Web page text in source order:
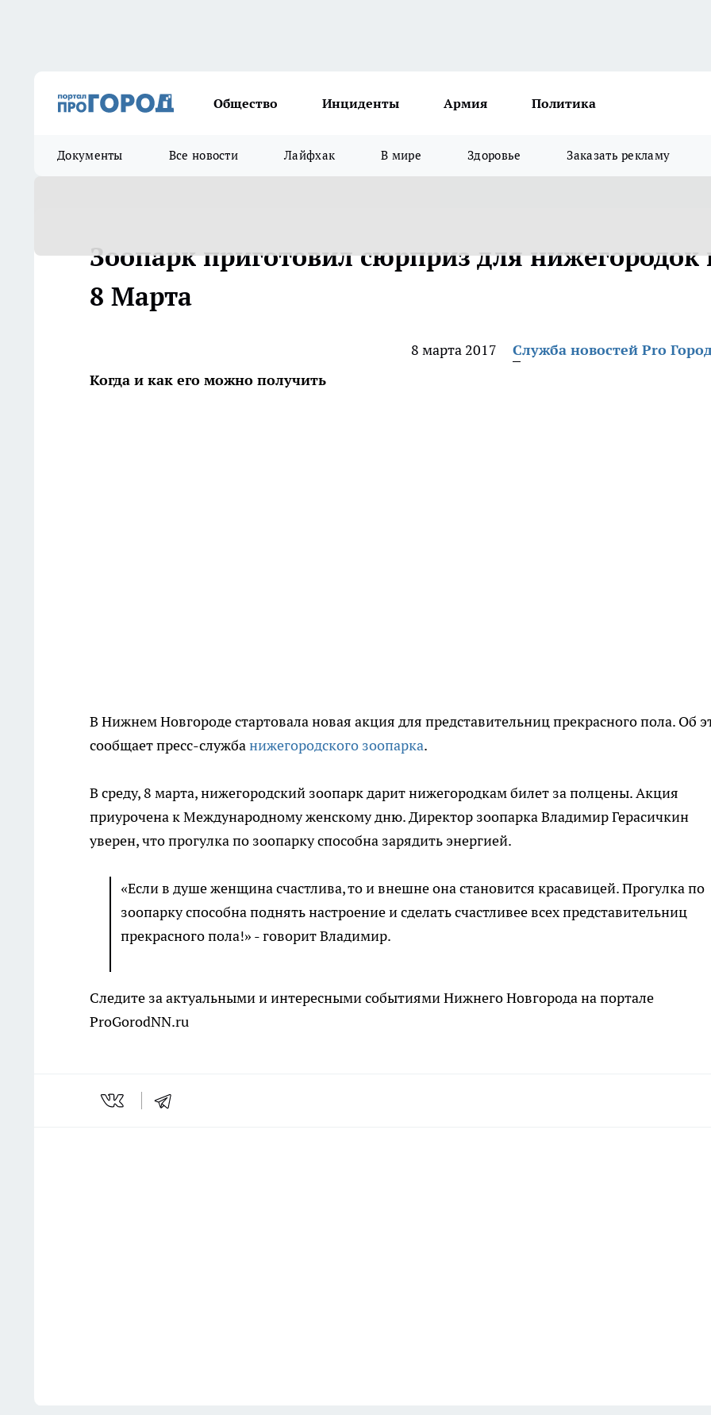
Общество Инциденты Армия Политика
Документы Все новости Лайфхак В мире Здоровье Заказать рекламу
Зоопарк приготовил сюрприз для нижегородок
8 Марта
8 марта 2017
Служба новостей Pro
Когда и как его можно получить
В Нижнем Новгороде стартовала новая акция для представительниц прекрасного пола. Об
сообщает пресс-службанижегородского зоопарка.
В среду, 8 марта, нижегородский зоопарк дарит нижегородкам билет за полцены. Акция
приурочена к Международному женскому дню. Директор зоопарка Владимир Герасичкин
уверен, что прогулка по зоопарку способна зарядить энергией.
«Если в душе женщина счастлива, то и внешне она становится красавицей. Прогулка по
зоопарку способна поднять настроение и сделать счастливее всех представительниц
прекрасного пола!» - говорит Владимир.
Следите за актуальными и интересными событиями Нижнего Новгорода на портале
ProGorodNN.ru